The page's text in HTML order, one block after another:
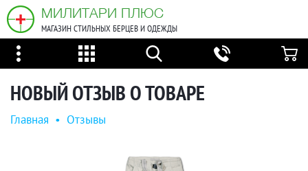
МИЛИТАРИ ПЛЮС
МАГАЗИН СТИЛЬНЫХ БЕРЦЕВ И ОДЕЖДЫ
НОВЫЙ ОТЗЫВ О ТОВАРЕ
Главная • Отзывы